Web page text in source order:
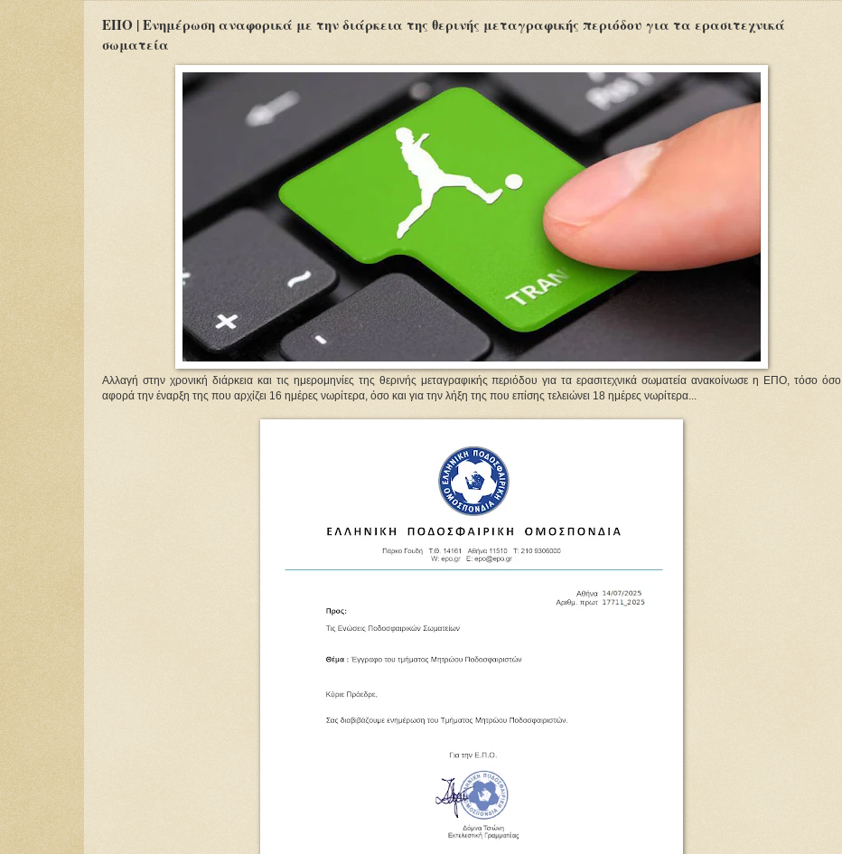
ΕΠΟ | Ενημέρωση αναφορικά με την διάρκεια της θερινής μεταγραφικής περιόδου για τα ερασιτεχνικά
σωματεία
Αλλαγή στην χρονική διάρκεια και τις ημερομηνίες της θερινής μεταγραφικής περιόδου για τα ερασιτεχνικά σωματεία ανακοίνωσε η ΕΠΟ, τόσο όσο
αφορά την έναρξη της που αρχίζει 16 ημέρες νωρίτερα, όσο και για την λήξη της που επίσης τελειώνει 18 ημέρες νωρίτερα...